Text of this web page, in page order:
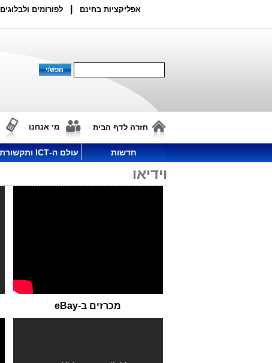
אפליקציות בחינם לפורומים ולבלוגים
חזרה לדף הבית מי אנחנו
חדשות עולם ה-ICT ותקשורת
וידיאו
מכרזים ב-eBay